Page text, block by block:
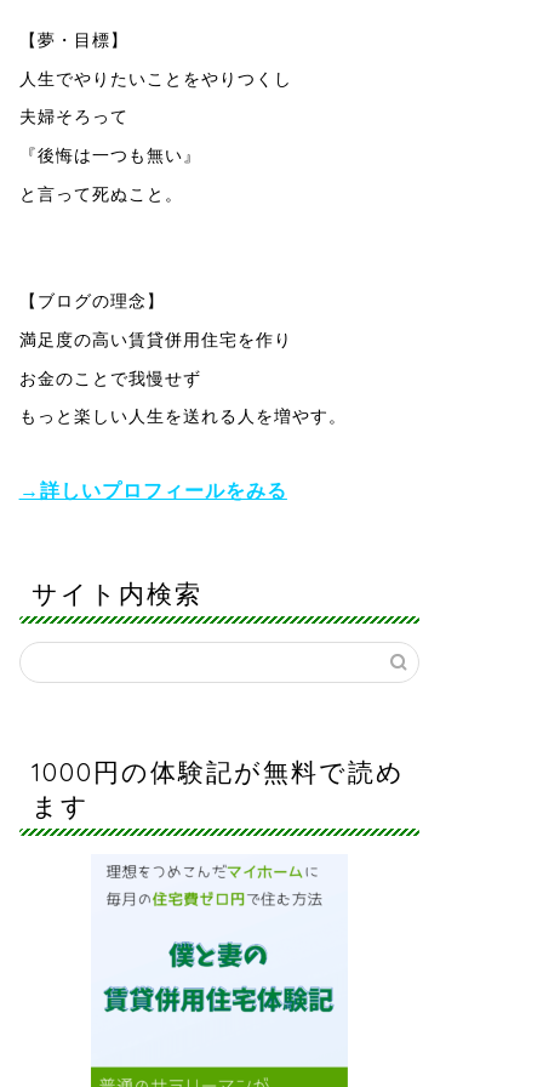
【夢・目標】
人生でやりたいことをやりつくし
夫婦そろって
『後悔は一つも無い』
と言って死ぬこと。
【ブログの理念】
満足度の高い賃貸併用住宅を作り
お金のことで我慢せず
もっと楽しい人生を送れる人を増やす。
→詳しいプロフィールをみる
サイト内検索
1000円の体験記が無料で読め
ます